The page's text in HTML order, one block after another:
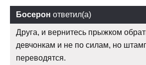
Босерон ответил(а)
Друга, и вернитесь прыжком
девчонкам и не по силам, но
переводятся.